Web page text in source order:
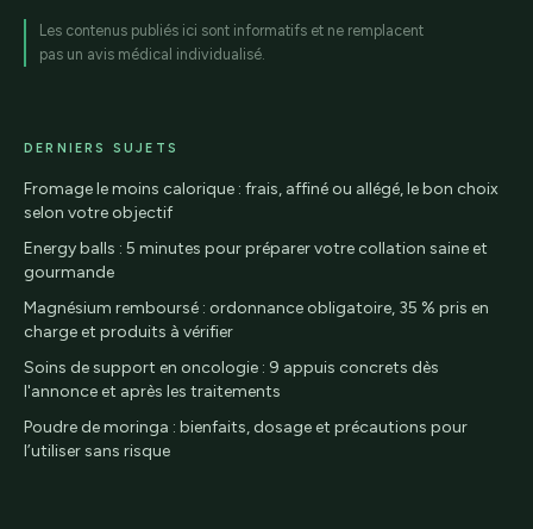
Les contenus publiés ici sont informatifs et ne remplacent
pas un avis médical individualisé.
DERNIERS SUJETS
Fromage le moins calorique : frais, affiné ou allégé, le bon choix
selon votre objectif
Energy balls : 5 minutes pour préparer votre collation saine et
gourmande
Magnésium remboursé : ordonnance obligatoire, 35 % pris en
charge et produits à vérifier
Soins de support en oncologie : 9 appuis concrets dès
l'annonce et après les traitements
Poudre de moringa : bienfaits, dosage et précautions pour
l’utiliser sans risque